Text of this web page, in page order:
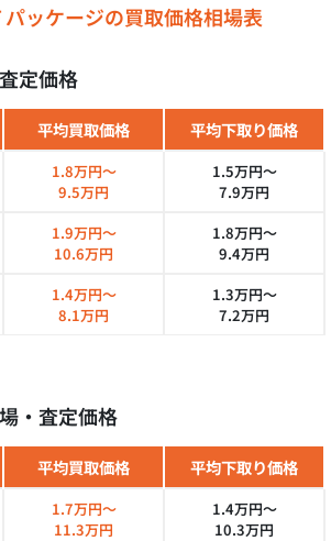
ッケージの買取価格相場表
定価格
平均買取価格 平均下取り価格
1.8万円～
9.5万円
1.5万円～
7.9万円
1.9万円～
10.6万円
1.8万円～
9.4万円
1.4万円～
8.1万円
1.3万円～
7.2万円
・査定価格
平均買取価格 平均下取り価格
1.7万円～
11.3万円
1.4万円～
10.3万円